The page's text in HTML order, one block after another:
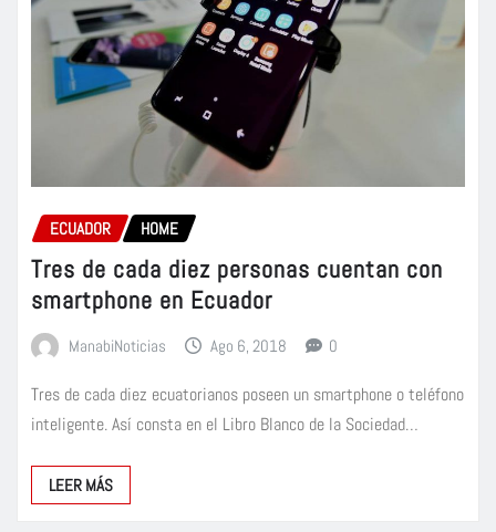
ECUADOR HOME
Tres de cada diez personas cuentan con
smartphone en Ecuador
ManabiNoticias Ago 6, 2018 0
Tres de cada diez ecuatorianos poseen un smartphone o teléfono
inteligente. Así consta en el Libro Blanco de la Sociedad…
LEER MÁS